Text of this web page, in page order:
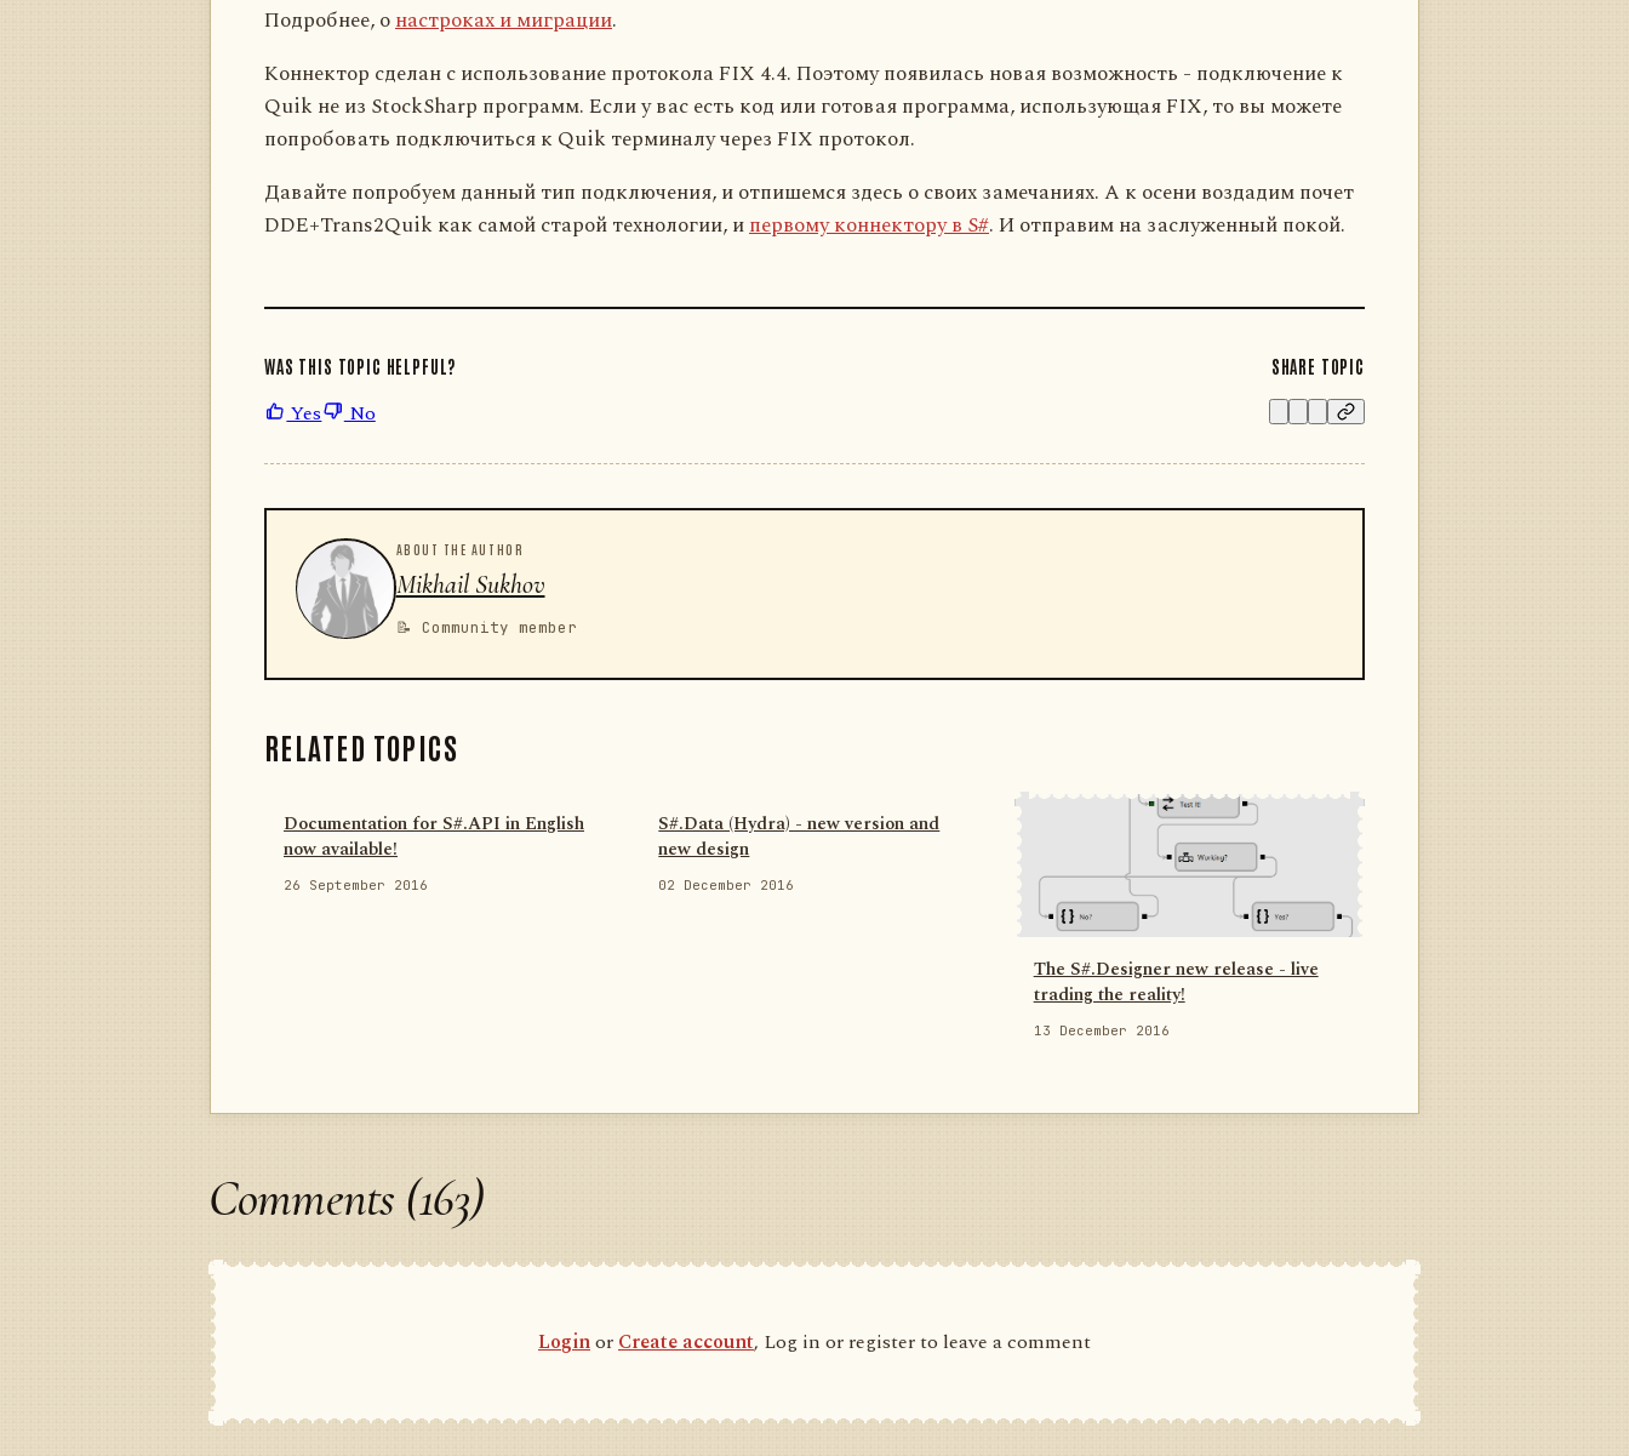
Подробнее, онастроках и миграции.
Коннектор сделан с использование протокола FIX 4.4. Поэтому появилась новая возможность - подключение к
Quik не из StockSharp программ. Если у вас есть код или готовая программа, использующая FIX, то вы можете
попробовать подключиться к Quik терминалу через FIX протокол.
Давайте попробуем данный тип подключения, и отпишемся здесь о своих замечаниях. А к осени воздадим почет
DDE+Trans2Quik как самой старой технологии, ипервому коннектору в S#. И отправим на заслуженный покой.
WAS THIS TOPIC HELPFUL?
Yes No
SHARE TOPIC
ABOUT THE AUTHOR
Mikhail Sukhov
📝 Community member
RELATED TOPICS
Documentation for S#.API in English
now available!
26 September 2016
S#.Data (Hydra) - new version and
new design
02 December 2016
The S#.Designer new release - live
trading the reality!
13 December 2016
Comments (163)
Loginor Create account, Log in or register to leave a comment